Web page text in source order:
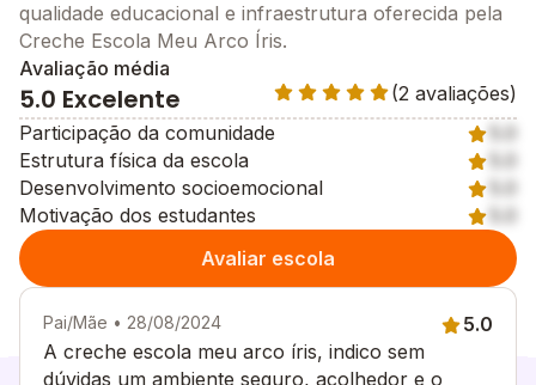
qualidade educacional e infraestrutura oferecida pela
Creche Escola Meu Arco Íris.
Avaliação média
5.0 Excelente
(2 avaliações)
Participação da comunidade
Estrutura física da escola
Desenvolvimento socioemocional
Motivação dos estudantes
Avaliar escola
Pai/Mãe • 28/08/2024
5.0
A creche escola meu arco íris, indico sem
dúvidas um ambiente seguro, acolhedor e o